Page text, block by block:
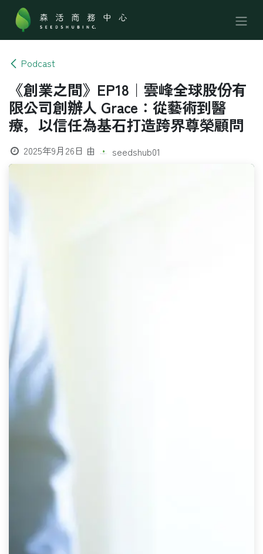
跳至內容
Podcast
《創業之間》EP18｜雲峰全球股份有
限公司創辦人 Grace：從藝術到醫
療，以信任為基石打造跨界尊榮顧問
2025年9月26日 由 seedshub01